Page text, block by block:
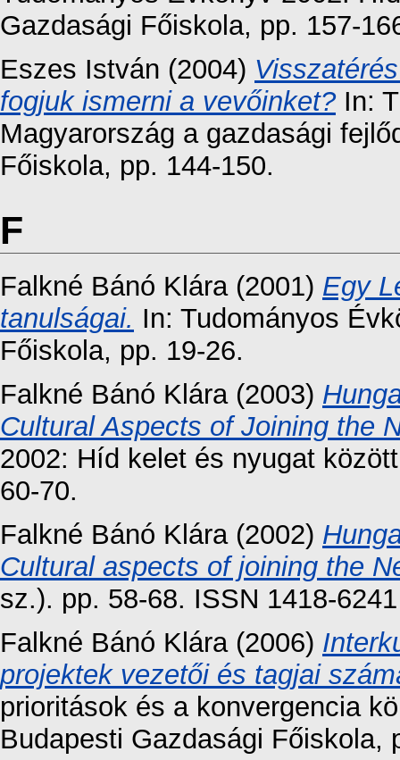
Gazdasági Főiskola, pp. 157-
Eszes István (2004)
fogjuk ismerni a vevőinket?In:
Magyarország a gazdasági
Főiskola, pp. 144-150.
F
Falkné Bánó Klára(2001) Egy
tanulságai. In: Tudományos
Főiskola, pp. 19-26.
Falkné Bánó Klára(2003)
Cultural Aspects of Joining the
2002: Híd kelet és nyugat
60-70.
Falkné Bánó Klára(2002)
Cultural aspects of joining the
sz.). pp. 58-68. ISSN 1418-6241
Falkné Bánó Klára(2006)
projektek vezetői és tagjai
prioritások és a konvergencia
Budapesti Gazdasági Főiskola,